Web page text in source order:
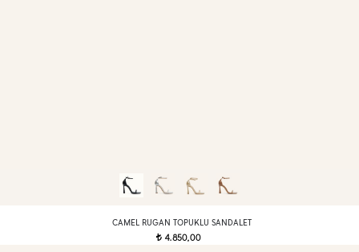
CAMEL RUGAN TOPUKLU SANDALET
t 4.850,00